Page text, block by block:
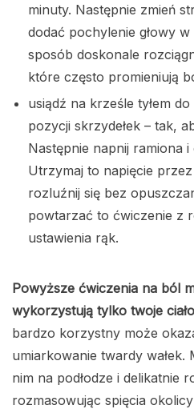
minuty. Następnie zmień
dodać pochylenie głowy
sposób doskonale
które często promieniują
usiądź na krześle tyłem
pozycji skrzydełek – tak,
Następnie napnij ramiona i
Utrzymaj to napięcie
rozluźnij się bez
powtarzać to ćwiczenie z
ustawienia rąk.
Powyższe ćwiczenia na ból
wykorzystują tylko twoje
bardzo korzystny może
umiarkowanie twardy wałek.
nim na podłodze i delikatnie
rozmasowując spięcia